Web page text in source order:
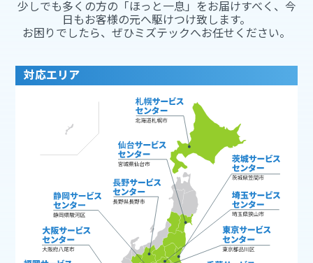
少しでも多くの方の「ほっと一息」をお届けすべく、今
日もお客様の元へ駆けつけ致します。
お困りでしたら、ぜひミズテックへお任せください。
対応エリア